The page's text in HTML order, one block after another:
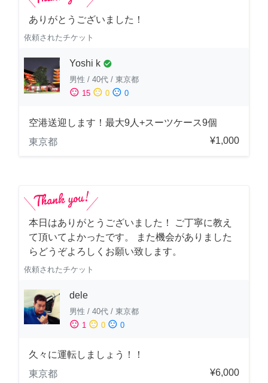
ありがとうございました！
依頼されたチケット
Yoshi k check_circle
男性 / 40代 / 東京都
sentiment_satisfied 15 sentiment_neutral 0 sentiment_dissatisfied 0
空港送迎します！最大9人+スーツケース9個
東京都
¥1,000
本日はありがとうございました！ ご丁寧に教え
て頂いてよかったです。 また機会がありました
らどうぞよろしくお願い致します。
依頼されたチケット
dele
男性 / 40代 / 東京都
sentiment_satisfied 1 sentiment_neutral 0 sentiment_dissatisfied 0
久々に運転しましょう！！
東京都
¥6,000